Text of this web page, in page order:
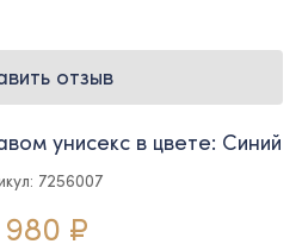
отзыв
унисекс в цвете: Синий
7256007
980 ₽